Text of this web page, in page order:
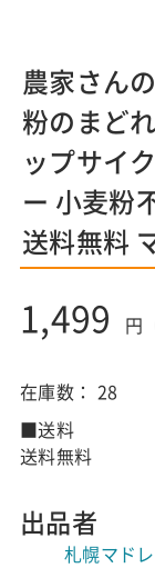
農家さん
粉のまど
ップサイ
ー 小麦粉
送料無料
1,499 円
在庫数： 28
■送料
送料無料
出品者
札幌マド